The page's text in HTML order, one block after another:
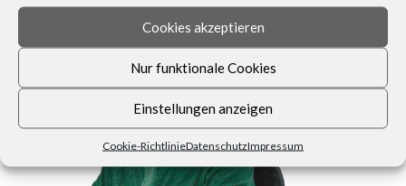
Cookies akzeptieren
Nur funktionale Cookies
Einstellungen anzeigen
Cookie-RichtlinieDatenschutzImpressum
FRAGEN, ANREGUNGEN, WÜNSCHE?